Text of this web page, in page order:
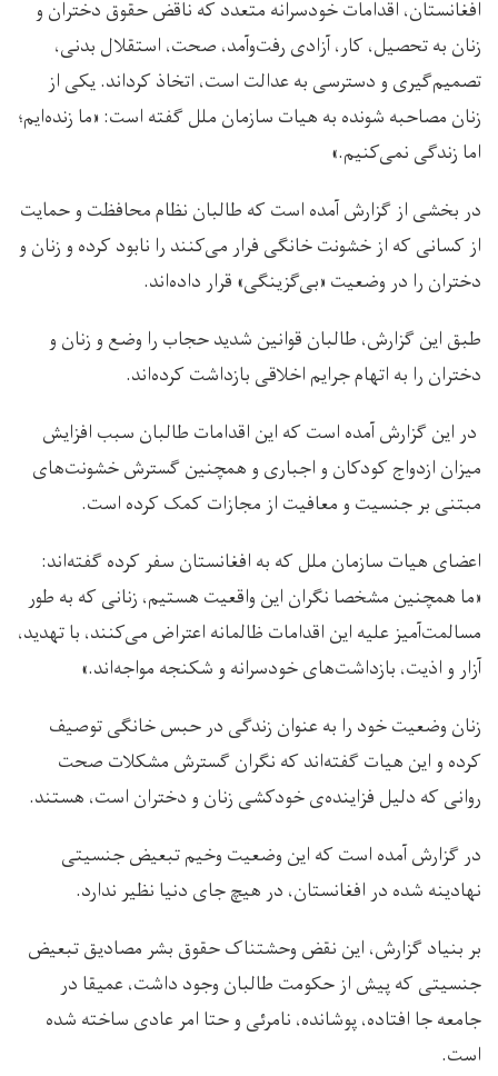
افغانستان، اقدامات خودسرانه متعدد که ناقض حقوق دختران و
زنان به تحصیل، کار، آزادی رفت‌وآمد، صحت، استقلال بدنی،
تصمیم‌گیری و دسترسی به عدالت است، اتخاذ کرد‌اند. یکی از
زنان مصاحبه شونده به هیات سازمان ملل گفته است: «ما زنده‌ایم؛
اما زندگی نمی‌کنیم.»
در بخشی از گزارش آمده است که طالبان نظام محافظت و حمایت
از کسانی که از خشونت خانگی فرار می‌کنند را نابود کرده و زنان و
دختران را در وضعیت «بی‌گزینگی»‌ قرار داده‌اند.
طبق این گزارش، طالبان قوانین شدید حجاب را وضع و زنان و
دختران را به اتهام جرایم اخلاقی بازداشت کرده‌اند.
در این گزارش آمده است که این اقدامات طالبان سبب افزایش
میزان ازدواج کودکان و اجباری و همچنین گسترش خشونت‌های
مبتنی بر جنسیت و معافیت از مجازات کمک کرده است.
اعضای هیات سازمان ملل که به افغانستان سفر کرده گفته‌اند:
«ما همچنین مشخصا نگران این واقعیت هستیم، زنانی که به طور
مسالمت‌آمیز علیه این اقدامات ظالمانه اعتراض می‌کنند، با تهدید،
آزار و اذیت، بازداشت‌های خودسرانه و شکنجه مواجه‌اند.»
زنان وضعیت خود را به عنوان زندگی در حبس خانگی توصیف
کرده و این هیات گفته‌اند که نگران گسترش مشکلات صحت
روانی که دلیل فزاینده‌ی خودکشی زنان و دختران است، هستند.
در گزارش آمده است که این وضعیت وخیم تبعیض جنسیتی
نهادینه شده در افغانستان، در هیچ جای دنیا نظیر ندارد.
بر بنیاد گزارش، این نقض وحشتناک حقوق بشر مصادیق تبعیض
جنسیتی که پیش از حکومت طالبان وجود داشت، عمیقا در
جامعه جا افتاده، پوشانده، نامرئی‌ و حتا امر عادی ساخته شده
است.